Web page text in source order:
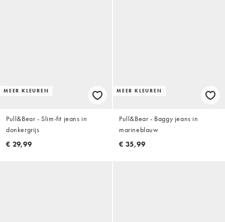
MEER KLEUREN
Pull&Bear - Slim-fit jeans in
donkergrijs
€ 29,99
MEER KLEUREN
Pull&Bear - Baggy jeans in
marineblauw
€ 35,99